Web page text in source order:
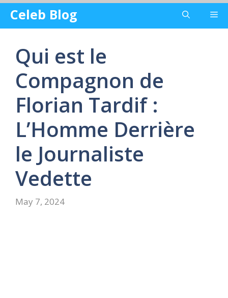
Skip
content
Celeb Blog
Qui est le
Compagnon de
Florian Tardif :
L’Homme Derrière
le Journaliste
Vedette
May 7, 2024